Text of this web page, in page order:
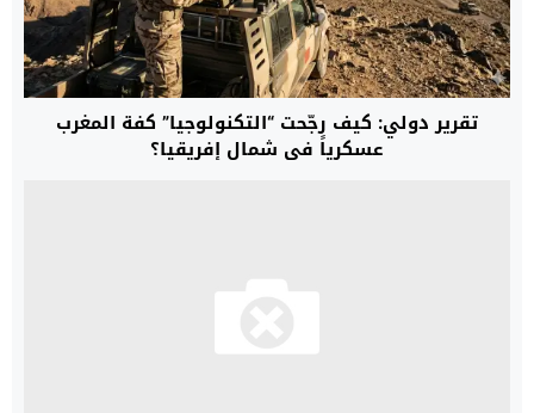
تقرير دولي: كيف رجّحت “التكنولوجيا” كفة المغرب
عسكرياً في شمال إفريقيا؟